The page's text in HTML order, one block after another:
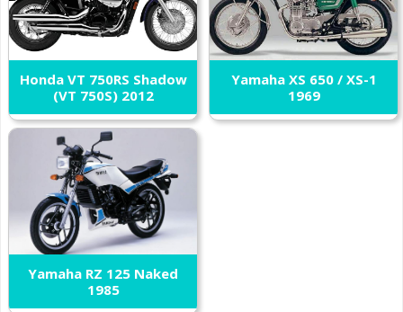
Honda VT 750RS Shadow
(VT 750S) 2012
Yamaha XS 650 / XS-1
1969
Yamaha RZ 125 Naked
1985